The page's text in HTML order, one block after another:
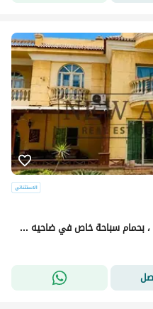
فيلا مستقلة في الشروق شطيب كامل ، بحمام سباحة خاص في ضاحيه النخيل Dahyt al nakhel